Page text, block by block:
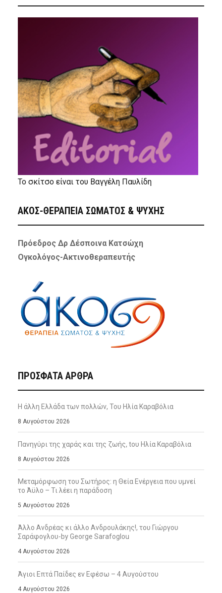
Το σκίτσο είναι του Βαγγέλη Παυλίδη
ΑΚΟΣ-ΘΕΡΑΠΕΙΑ ΣΩΜΑΤΟΣ & ΨΥΧΗΣ
Πρόεδρος Δρ Δέσποινα Κατσώχη
Ογκολόγος-Ακτινοθεραπευτής
ΠΡΌΣΦΑΤΑ ΆΡΘΡΑ
Η άλλη Ελλάδα των πολλών, Του Ηλία Καραβόλια
8 Αυγούστου 2026
Πανηγύρι της χαράς και της ζωής, tου Ηλία Καραβόλια
8 Αυγούστου 2026
Μεταμόρφωση του Σωτήρος: η Θεία Ενέργεια που υμνεί
το Άϋλο – Τι λέει η παράδοση
5 Αυγούστου 2026
Άλλο Ανδρέας κι άλλο Ανδρουλάκης!, του Γιώργου
Σαράφογλου-by George Sarafoglou
4 Αυγούστου 2026
Άγιοι Επτά Παίδες εν Εφέσω – 4 Αυγούστου
4 Αυγούστου 2026